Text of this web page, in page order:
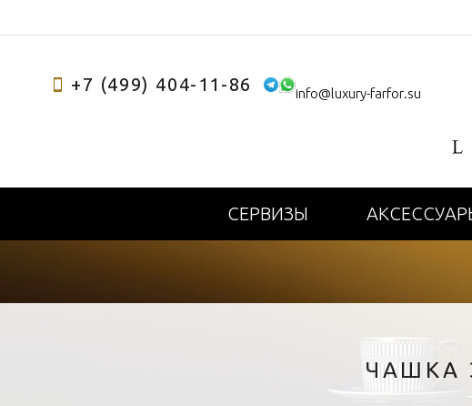
+7 (499) 404-11-86 info@luxury-farfor.su
СЕРВИЗЫ
ЧАШКА